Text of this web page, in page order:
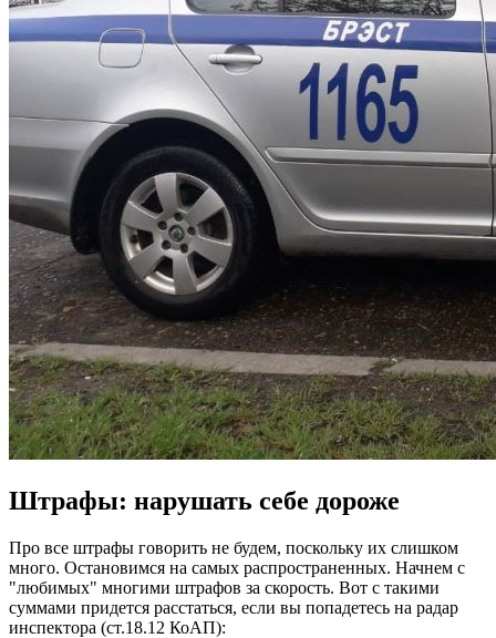
Штрафы: нарушать себе дороже
Про все штрафы говорить не будем, поскольку их слишком
много. Остановимся на самых распространенных. Начнем с
"любимых" многими штрафов за скорость. Вот с такими
суммами придется расстаться, если вы попадетесь на радар
инспектора (ст.18.12 КоАП):